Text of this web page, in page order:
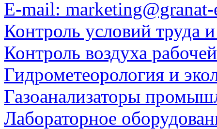
E-mail:
Контроль условий труда
Контроль воздуха
Гидрометеорология и
Газоанализаторы
Лабораторное